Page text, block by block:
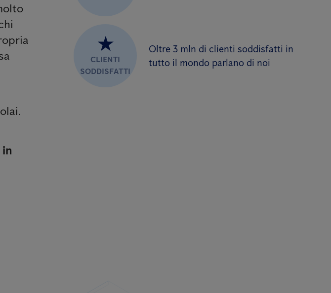
★
CLIENTI
SODDISFATTI
Oltre 3 mln di clienti soddisfatti in
tutto il mondo parlano di noi